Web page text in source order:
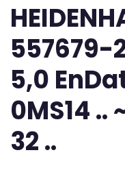
557679-
5,0
0MS14 ..
32 ..